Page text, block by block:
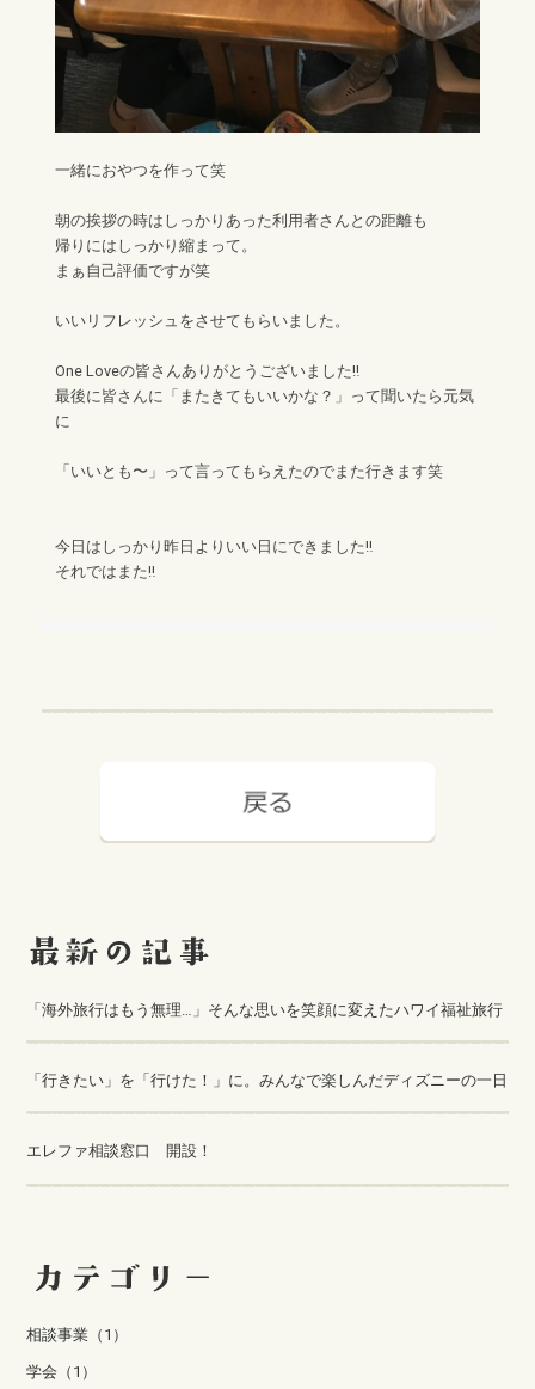
一緒におやつを作って笑
朝の挨拶の時はしっかりあった利用者さんとの距離も
帰りにはしっかり縮まって。
まぁ自己評価ですが笑
いいリフレッシュをさせてもらいました。
One Loveの皆さんありがとうございました‼︎
最後に皆さんに「またきてもいいかな？」って聞いたら元気
に
「いいとも〜」って言ってもらえたのでまた行きます笑
今日はしっかり昨日よりいい日にできました‼︎
それではまた‼︎
「海外旅行はもう無理…」そんな思いを笑顔に変えたハワイ福祉旅行
「行きたい」を「行けた！」に。みんなで楽しんだディズニーの一日
エレファ相談窓口 開設！
相談事業（1）
学会（1）